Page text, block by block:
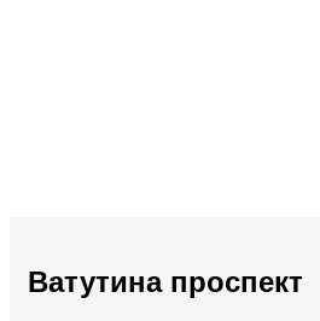
Ватутина проспект